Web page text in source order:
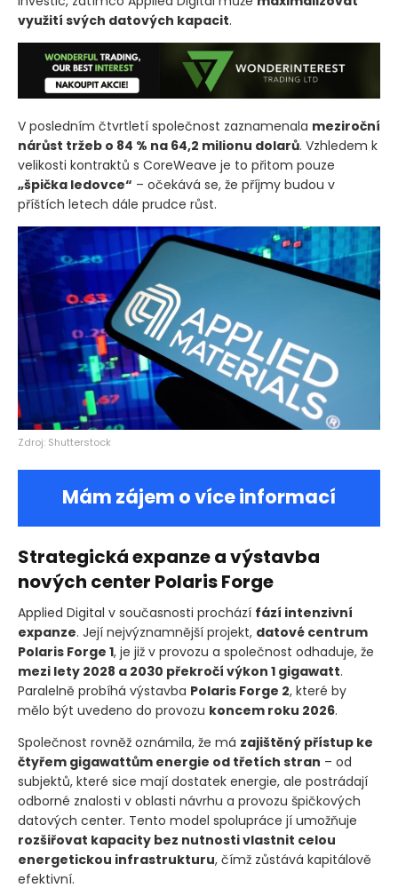
využití svých datových kapacit.
V posledním čtvrtletí společnost zaznamenala meziroční
nárůst tržeb o 84 % na 64,2 milionu dolarů. Vzhledem k
velikosti kontraktů s CoreWeave je to přitom pouze
„špička ledovce“ – očekává se, že příjmy budou v
příštích letech dále prudce růst.
Zdroj: Shutterstock
Mám zájem o více informací
Strategická expanze a výstavba
nových center Polaris Forge
Applied Digital v současnosti prochází fází intenzivní
expanze. Její nejvýznamnější projekt, datové centrum
Polaris Forge 1, je již v provozu a společnost odhaduje, že
mezi lety 2028 a 2030 překročí výkon 1 gigawatt.
Paralelně probíhá výstavba Polaris Forge 2, které by
mělo být uvedeno do provozu koncem roku 2026.
Společnost rovněž oznámila, že má zajištěný přístup ke
čtyřem gigawattům energie od třetích stran – od
subjektů, které sice mají dostatek energie, ale postrádají
odborné znalosti v oblasti návrhu a provozu špičkových
datových center. Tento model spolupráce jí umožňuje
rozšiřovat kapacity bez nutnosti vlastnit celou
energetickou infrastrukturu, čímž zůstává kapitálově
efektivní.